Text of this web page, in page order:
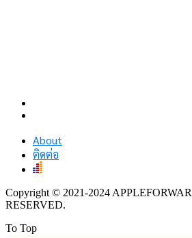
About
ติดต่อ
Copyright © 2021-2024
RESERVED.
To Top